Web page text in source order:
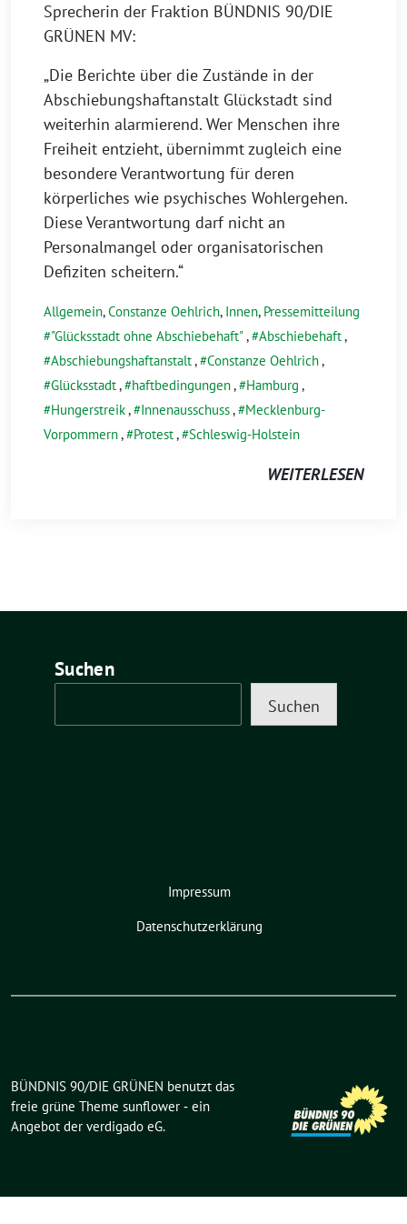
Sprecherin der Fraktion BÜNDNIS 90/DIE
GRÜNEN MV:
„Die Berichte über die Zustände in der
Abschiebungshaftanstalt Glückstadt sind
weiterhin alarmierend. Wer Menschen ihre
Freiheit entzieht, übernimmt zugleich eine
besondere Verantwortung für deren
körperliches wie psychisches Wohlergehen.
Diese Verantwortung darf nicht an
Personalmangel oder organisatorischen
Defiziten scheitern.“
Allgemein,Constanze Oehlrich, Innen, Pressemitteilung
"Glücksstadt ohne Abschiebehaft", Abschiebehaft,
Abschiebungshaftanstalt, Constanze Oehlrich,
Glücksstadt, haftbedingungen, Hamburg ,
Hungerstreik, Innenausschuss,
Mecklenburg-
Vorpommern, Protest, Schleswig-Holstein
WEITERLESEN
Suchen
Suchen
Impressum
Datenschutzerklärung
BÜNDNIS 90/DIE GRÜNEN benutzt das
freie grüne Theme sunflower ‐ ein
Angebot der verdigado eG.